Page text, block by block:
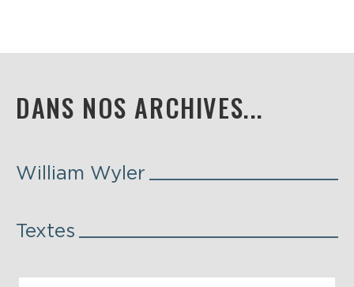
DANS NOS ARCHIVES...
William Wyler
Textes